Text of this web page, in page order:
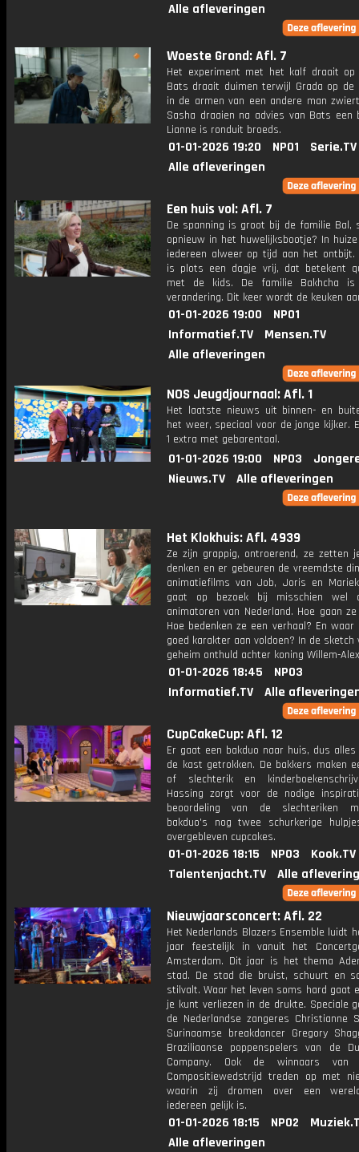
Alle afleveringen
Woeste Grond: Afl. 7
Het experiment met het kalf draait
Bats draait duimen terwijl Grada op de
in de armen van een andere man
Sasha draaien na advies van Bats een
Lianne is ronduit broeds.
01-01-2026 19:20 NPO1
Serie.TV
Alle afleveringen
Een huis vol: Afl. 7
De spanning is groot bij de familie Bal,
opnieuw in het huwelijksbootje? In
iedereen alweer op tijd aan het ontbijt.
is plots een dagje vrij, dat betekent
met de kids. De familie Bakhcha
verandering. Dit keer wordt de keuken
01-01-2026 19:00
NPO1
Informatief.TV
Mensen.TV
Alle afleveringen
NOS Jeugdjournaal: Afl. 1
Het laatste nieuws uit binnen- en
het weer, speciaal voor de jonge kijker.
1 extra met gebarentaal.
01-01-2026 19:00 NPO3
Nieuws.TV
Alle afleveringen
Het Klokhuis: Afl. 4939
Ze zijn grappig, ontroerend, ze zetten
denken en er gebeuren de vreemdste
animatiefilms van Job, Joris en
gaat op bezoek bij misschien wel
animatoren van Nederland. Hoe gaan
Hoe bedenken ze een verhaal? En
goed karakter aan voldoen? In de
geheim onthuld achter koning Willem-
01-01-2026 18:45
NPO3
Informatief.TV
Alle
CupCakeCup: Afl. 12
Er gaat een bakduo naar huis, dus
de kast getrokken. De bakkers maken
of slechterik en
Hassing zorgt voor de nodige
beoordeling van de slechteriken
bakduo's nog twee schurkerige
overgebleven cupcakes.
01-01-2026 18:15 NPO3
Kook.TV
Talentenjacht.TV
Alle
Nieuwjaarsconcert: Afl. 22
Het Nederlands Blazers Ensemble luidt
jaar feestelijk in vanuit het
Amsterdam. Dit jaar is het thema
stad. De stad die bruist, schuurt en
stilvalt. Waar het leven soms hard gaat
je kunt verliezen in de drukte. Speciale
de Nederlandse zangeres Christianne
Surinaamse breakdancer Gregory
Braziliaanse poppenspelers van de
Company. Ook de winnaars van
Compositiewedstrijd treden op met
waarin zij dromen over een
iedereen gelijk is.
01-01-2026 18:15 NPO2
Alle afleveringen